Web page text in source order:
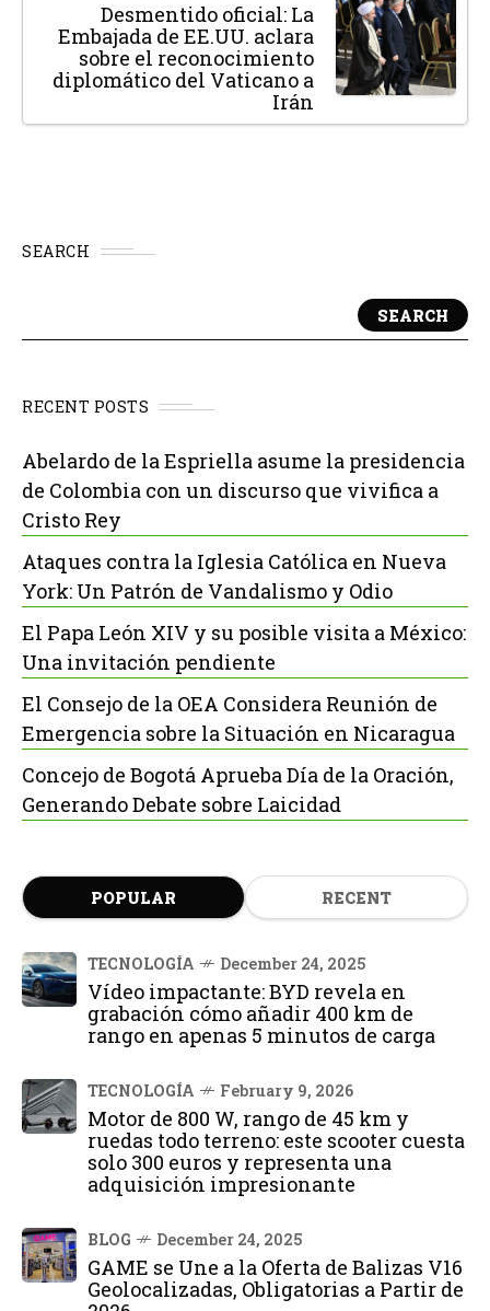
Desmentido oficial: La
Embajada de EE.UU. aclara
sobre el reconocimiento
diplomático del Vaticano a
Irán
SEARCH
SEARCH
RECENT POSTS
Abelardo de la Espriella asume la presidencia
de Colombia con un discurso que vivifica a
Cristo Rey
Ataques contra la Iglesia Católica en Nueva
York: Un Patrón de Vandalismo y Odio
El Papa León XIV y su posible visita a México:
Una invitación pendiente
El Consejo de la OEA Considera Reunión de
Emergencia sobre la Situación en Nicaragua
Concejo de Bogotá Aprueba Día de la Oración,
Generando Debate sobre Laicidad
POPULAR RECENT
TECNOLOGÍA December 24, 2025
Vídeo impactante: BYD revela en
grabación cómo añadir 400 km de
rango en apenas 5 minutos de carga
TECNOLOGÍA February 9, 2026
Motor de 800 W, rango de 45 km y
ruedas todo terreno: este scooter cuesta
solo 300 euros y representa una
adquisición impresionante
BLOG December 24, 2025
GAME se Une a la Oferta de Balizas V16
Geolocalizadas, Obligatorias a Partir de